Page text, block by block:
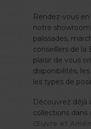
Rendez-vous
notre showroom
palissades,
conseillers de
plaisir de vous
disponibilités,
les types de
Découvrez déjà
collections dans